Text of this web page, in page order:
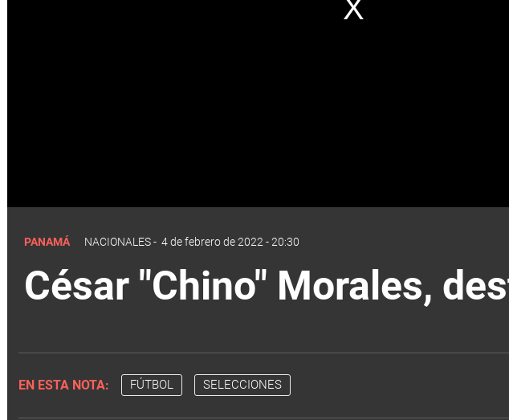
PANAMÁ NACIONALES- 4 de febrero de 2022 - 20:30
César "Chino" Morales,
EN ESTA NOTA: FÚTBOL SELECCIONES